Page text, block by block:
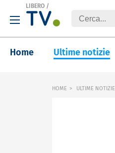
LIBERO /
Home Ultime notizie
HOME ULTIME NOTIZIE